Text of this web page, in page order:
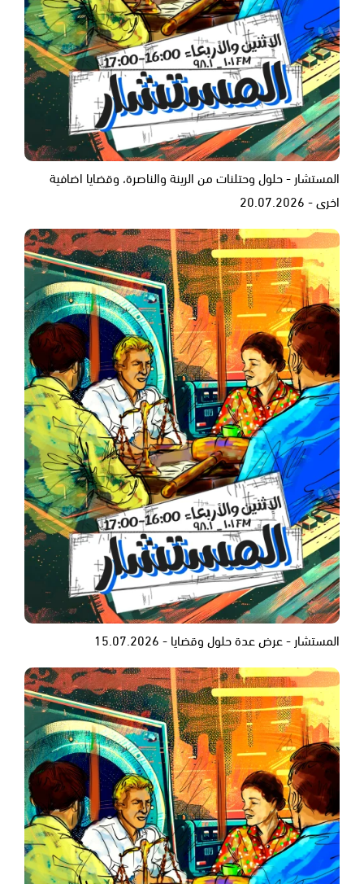
المستشار - حلول وحتلنات من الرينة والناصرة، وقضايا اضافية
اخرى - 20.07.2026
المستشار - عرض عدة حلول وقضايا - 15.07.2026